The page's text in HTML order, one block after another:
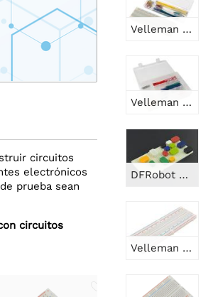
circuitos
electrónicos
prueba sean
circuitos
Velleman Protoboard sin soldadura - 830 agujeros + cables de puente - 140 piezas
Velleman Juego de cables de puente surtidos (350 piezas)
DFRobot Kit de placa de pruebas de construcción de bloques multicolor
Velleman Breadboard 830 puntos - blanco